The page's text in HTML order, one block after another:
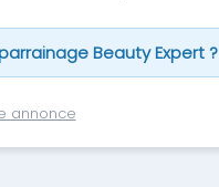
Beauty Expert ?
annonce